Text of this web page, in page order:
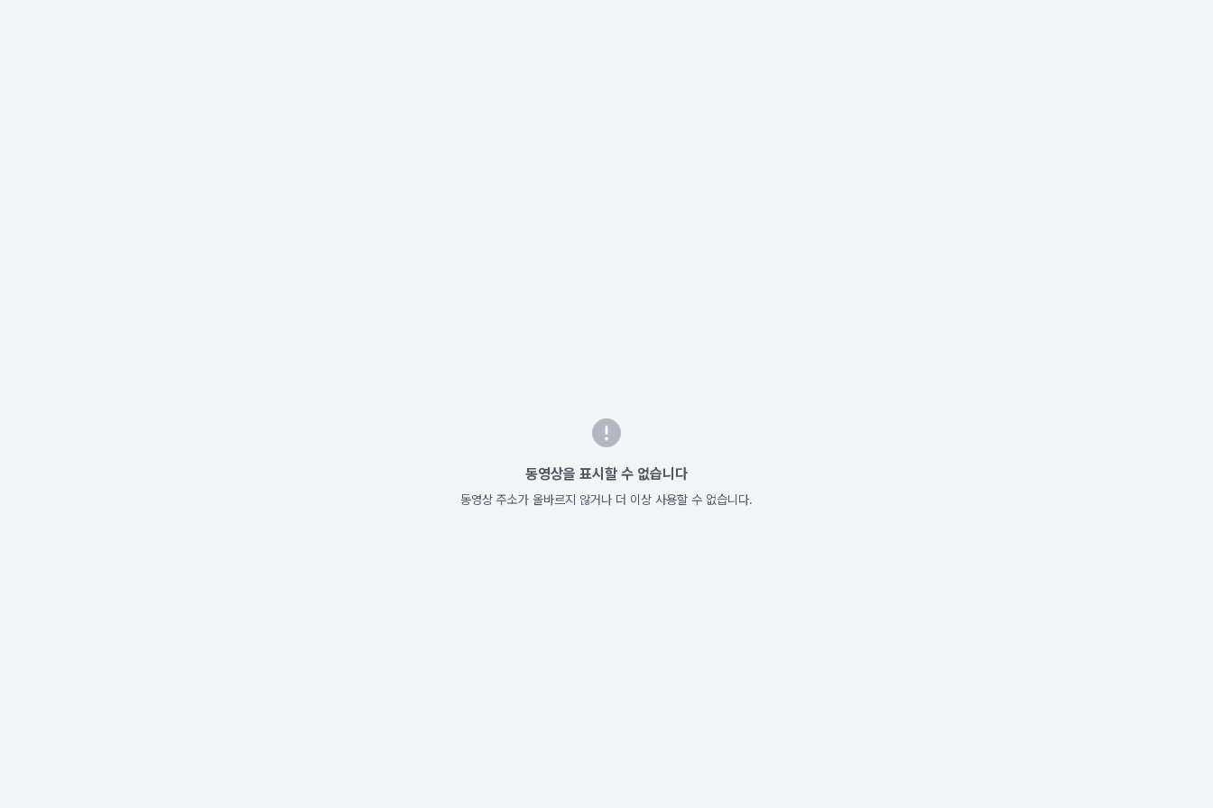
동영상을 표시할 수 없습니다
동영상 주소가 올바르지 않거나 더 이상 사용할 수 없습니다.